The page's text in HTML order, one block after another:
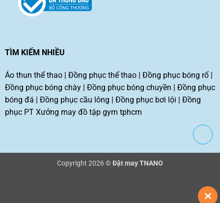
TÌM KIẾM NHIỀU
Áo thun thể thao| Đồng phục thể thao| Đồng phục bóng rổ|
Đồng phục bóng chày| Đồng phục bóng chuyền | Đồng phục
bóng đá | Đồng phục cầu lông | Đồng phục bơi lội | Đồng
phục PT Xưởng may đồ tập gym tphcm
Copyright 2026 ©Đặt may TNANO